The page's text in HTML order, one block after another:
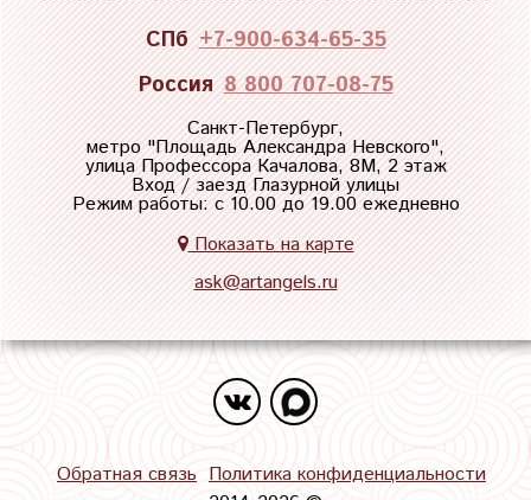
СПб +7-900-634-65-35
Россия 8 800 707-08-75
Санкт-Петербург,
метро "Площадь Александра Невского",
улица Профессора Качалова, 8М, 2 этаж
Вход / заезд Глазурной улицы
Режим работы: с 10.00 до 19.00 ежедневно
Показать на карте
ask@artangels.ru
Обратная связь Политика конфиденциальности